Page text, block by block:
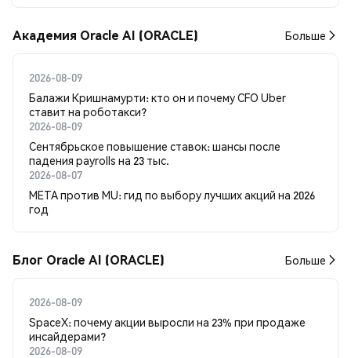
Академия Oracle AI (ORACLE) Больше
2026-08-09
Балажи Кришнамурти: кто он и почему CFO Uber
ставит на роботакси?
2026-08-09
Сентябрьское повышение ставок: шансы после
падения payrolls на 23 тыс.
2026-08-07
META против MU: гид по выбору лучших акций на 2026
год
Блог Oracle AI (ORACLE) Больше
2026-08-09
SpaceX: почему акции выросли на 23% при продаже
инсайдерами?
2026-08-09